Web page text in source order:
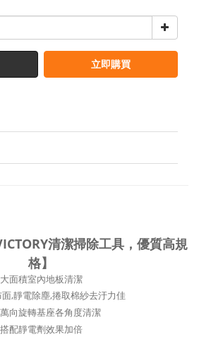
立即購買
清潔掃除工具，優質高規
格】
大面積室內地板清潔
,靜電除塵,捲取棉紗去汙力佳
向旋轉基座各角度清潔
搭配靜電劑效果加倍